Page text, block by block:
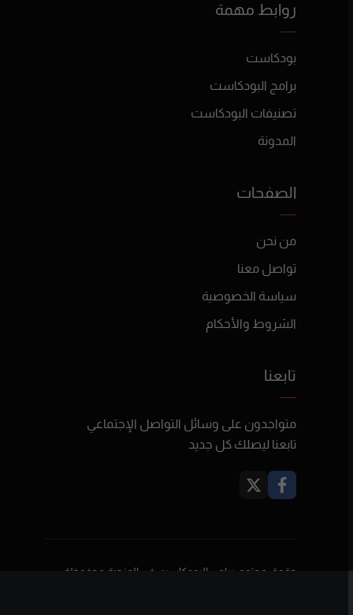
روابط مهمة
بودكاست
برامج البودكاست
تصنيفات البودكاست
المدونة
الصفحات
من نحن
تواصل معنا
سياسة الخصوصية
الشروط والأحكام
تابعنا
متواجدون على وسائل التواصل الإجتماعي
تابعنا ليصلك كل جديد
حقوق محتوى برامج البودكاست في المنصة محفوظة